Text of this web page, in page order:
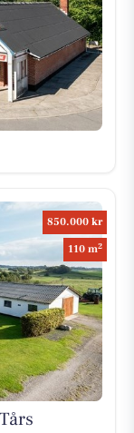
850.000 kr
110 m2